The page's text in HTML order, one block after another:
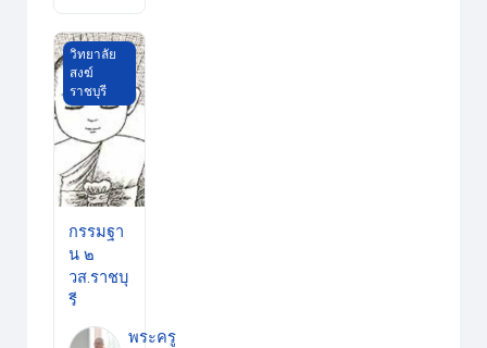
กรรมฐาน ๒ วส.ราชบุรี
วิทยาลัย
สงฆ์
ราชบุรี
กรรมฐา
น ๒
วส.ราชบุ
รี
พระครู